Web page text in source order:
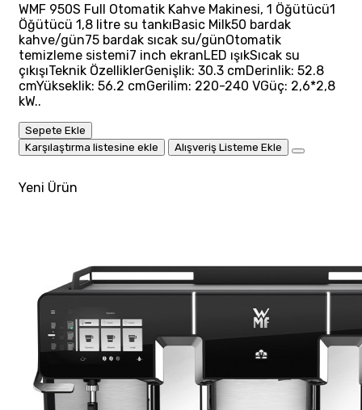
WMF 950S Full Otomatik Kahve Makinesi, 1 Öğütücü1
Öğütücü 1,8 litre su tankıBasic Milk50 bardak
kahve/gün75 bardak sıcak su/günOtomatik
temizleme sistemi7 inch ekranLED ışıkSıcak su
çıkışıTeknik ÖzelliklerGenişlik: 30.3 cmDerinlik: 52.8
cmYükseklik: 56.2 cmGerilim: 220-240 VGüç: 2,6*2,8
kW..
Sepete Ekle
Karşılaştırma listesine ekle
Alışveriş Listeme Ekle
Yeni Ürün